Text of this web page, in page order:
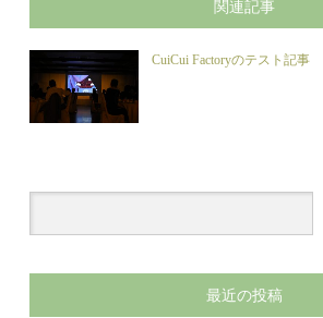
関連記事
CuiCui Factoryのテスト記事
最近の投稿